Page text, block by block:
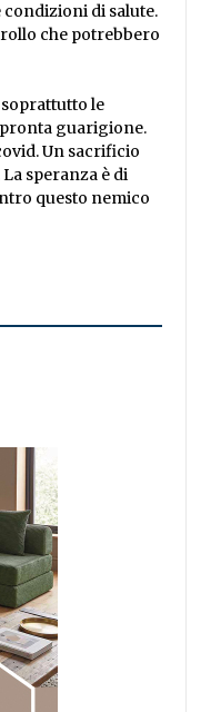
condizioni di salute.
che potrebbero
le
guarigione.
Un sacrificio
speranza è di
questo nemico